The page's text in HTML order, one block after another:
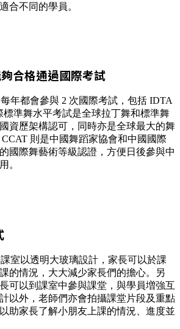
合不同的學員。
合格通過國際考試
每年都會參與 2 次國際考試，包括 IDTA
標準舞水平考試是全球拉丁舞和標準舞
資歷架構認可，同時亦是全球最大的舞
則是中國舞蹈家協會和中國國際
國際舞藝術等級認證，方便日後參與中
。
課室以透明大玻璃設計，家長可以於課
的情況，大大減少家長們的擔心。另
可以到課室中參與課堂，與學員増強互
以外，老師們亦會拍攝課堂片段及重點
助家長了解小朋友上課的情況、進度並